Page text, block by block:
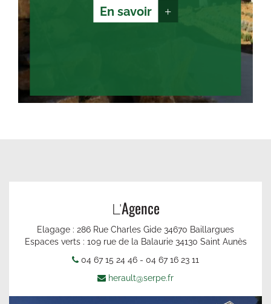
En savoir +
L'Agence
Elagage : 286 Rue Charles Gide 34670 Baillargues
Espaces verts : 109 rue de la Balaurie 34130 Saint Aunès
04 67 15 24 46 - 04 67 16 23 11
herault@serpe.fr